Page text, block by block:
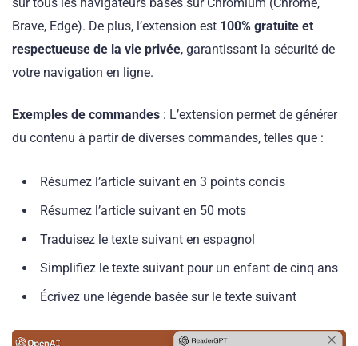
sur tous les navigateurs basés sur Chromium (Chrome,
Brave, Edge). De plus, l’extension est 100% gratuite et
respectueuse de la vie privée, garantissant la sécurité de
votre navigation en ligne.
Exemples de commandes : L’extension permet de générer
du contenu à partir de diverses commandes, telles que :
Résumez l’article suivant en 3 points concis
Résumez l’article suivant en 50 mots
Traduisez le texte suivant en espagnol
Simplifiez le texte suivant pour un enfant de cinq ans
Écrivez une légende basée sur le texte suivant